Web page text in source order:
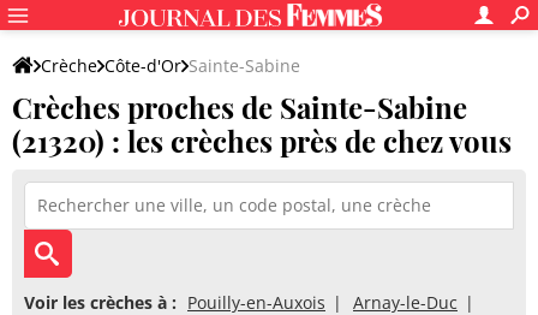
Crèche Côte-d'Or Sainte-Sabine
Crèches proches de Sainte-Sabine
(21320) : les crèches près de chez vous
Voir les crèches à : Pouilly-en-Auxois
Arnay-le-Duc